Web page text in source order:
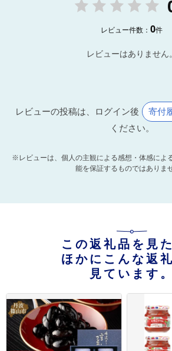
レビュー件数：0件
レビューはありません。
レビューの投稿は、ログイン後 寄付
ください。
※レビューは、個人の主観による感想・体感によ
能を保証するものではありま
この返礼品を見
ほかにこんな返
見ています。